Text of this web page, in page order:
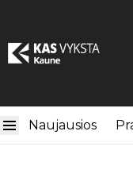
Naujausios